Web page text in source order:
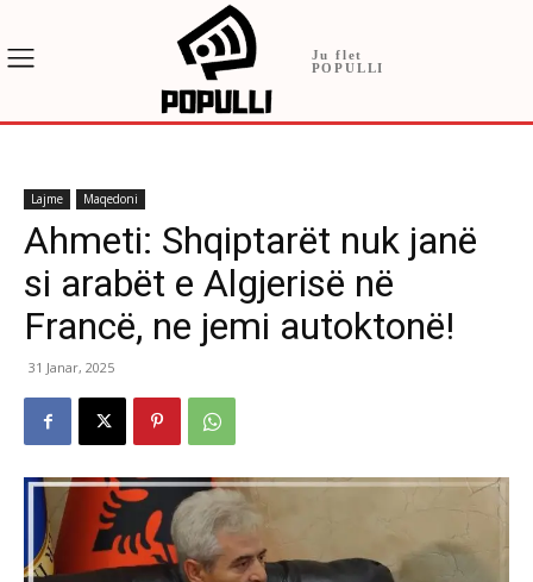
Ju flet
POPULLI
Lajme Maqedoni
Ahmeti: Shqiptarët nuk janë
si arabët e Algjerisë në
Francë, ne jemi autoktonë!
31 Janar, 2025